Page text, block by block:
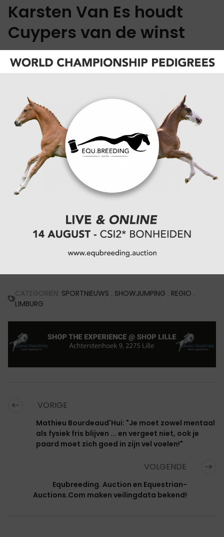
Karsten Van Es houdt
Cuypers van de winst
Eerder hield Karsten Van Es, Kyle Cuypers van de
winst in de 1.30m rubriek. Van Es won de proef met
was nog geen halve seconde sneller dan Cypers en
zijn eigen gefokte Domiena van 't Buxushof
(Dominator 2000 Z). Op de derde plaats strandde
Thian Van Hoydonck met BWP-merrie, Sunday.
ruiter van Stal Bijloos was dat weekend ook actief in
de cyclus voor jonge paarden in Wuustwezel!
Ook de 1.20m rubriek kwam op naam van Karsten
Van Es. Op de rug van Hamilton (Contact vd
(Zirocco Blue) voor. Ook in de 1.20m proef
vervolledigde Thian Van Hoydonck de top drie,
ditmaal met Ritual van het Merrethof (Kapitein).
CATEGORIËN: SPORTNIEUWS , SHOWJUMPING , REGIO ,
LIMBURG
VORIGE
Mathieu Bourdeaud'Hui: "Je moet zowel mentaal
als fysiek fris blijven ... en vergeet niet, ook je
paard moet zich goed in zijn vel voelen!"
VOLGENDE
Equbreeding. Auction en Equestrian-
Auctions.Com maken veilingdata bekend!